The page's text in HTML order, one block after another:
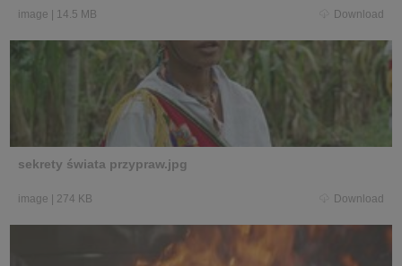
image | 14.5 MB Download
sekrety świata przypraw.jpg
image | 274 KB Download